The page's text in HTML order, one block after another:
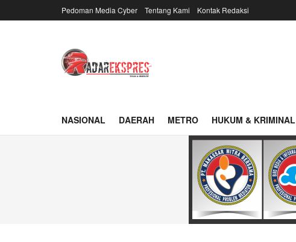
Pedoman Media Cyber Tentang Kami Kontak Redaksi
NASIONAL DAERAH METRO HUKUM & KRIMINAL